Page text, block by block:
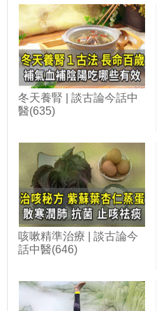
冬天養腎 | 談古論今話中
醫(635)
咳嗽精準治療 | 談古論今
話中醫(646)